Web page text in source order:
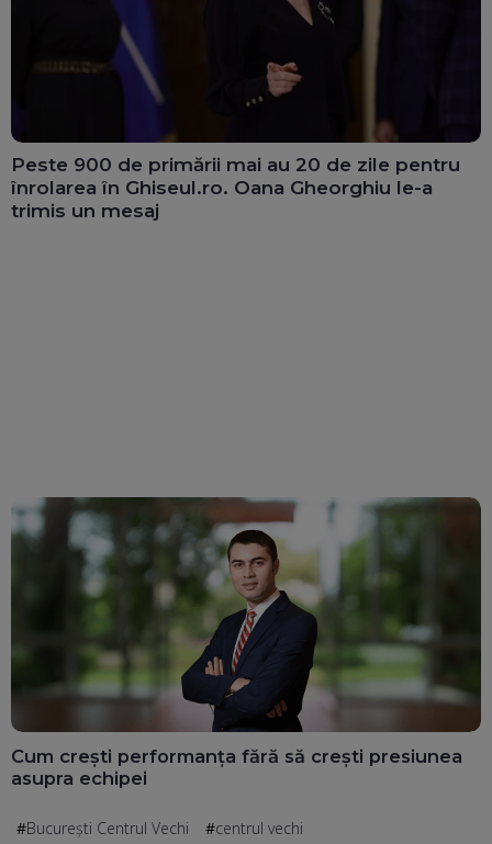
Peste 900 de primării mai au 20 de zile pentru
înrolarea în Ghiseul.ro. Oana Gheorghiu le-a
trimis un mesaj
Cum crești performanța fără să crești presiunea
asupra echipei
București Centrul Vechi
centrul vechi